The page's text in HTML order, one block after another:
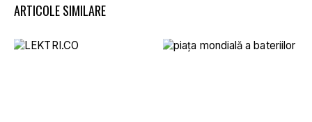
ARTICOLE SIMILARE